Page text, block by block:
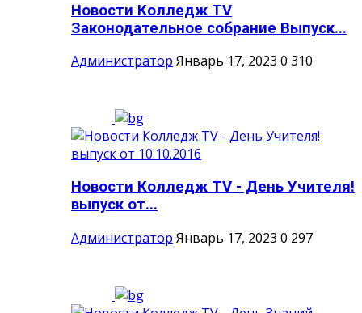
Новости Колледж TV
Законодательное собрание Выпуск...
Администратор Январь 17, 2023 0 310
Новости Колледж TV - День Учителя!
выпуск от...
Администратор Январь 17, 2023 0 297